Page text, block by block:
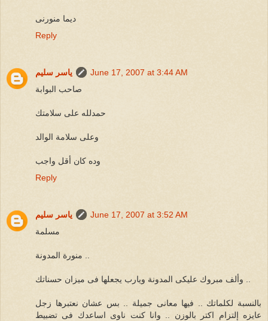
ديما منورنى
Reply
ياسر سليم
June 17, 2007 at 3:44 AM
صاحب البوابة
حمدلله على سلامتك
وعلى سلامة الوالد
وده كان أقل واجب
Reply
ياسر سليم
June 17, 2007 at 3:52 AM
مسلمة
بالنسبة لكلماتك .. فيها معانى جميلة .. بس عشان نعتبرها زجل
عايزه إلتزام اكتر بالوزن .. وانا كنت ناوى اساعدك فى تضبيط